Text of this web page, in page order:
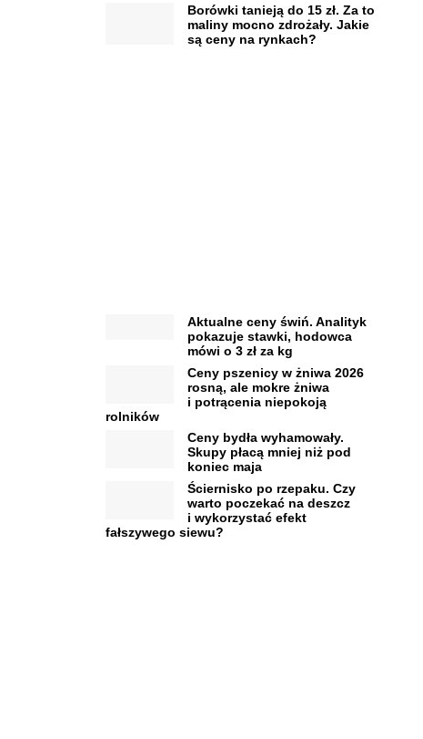
Borówki tanieją do 15 zł. Za to
maliny mocno zdrożały. Jakie
są ceny na rynkach?
Aktualne ceny świń. Analityk
pokazuje stawki, hodowca
mówi o 3 zł za kg
Ceny pszenicy w żniwa 2026
rosną, ale mokre żniwa
i potrącenia niepokoją
rolników
Ceny bydła wyhamowały.
Skupy płacą mniej niż pod
koniec maja
Ściernisko po rzepaku. Czy
warto poczekać na deszcz
i wykorzystać efekt
fałszywego siewu?